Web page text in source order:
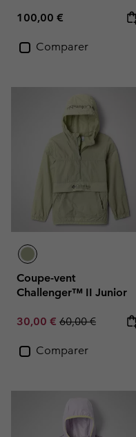
Regular price:
100,00 €
Comparer
Coupe-vent
Challenger™ II Junior
Sale price:
30,00 € Regular price:
60,00 €
Comparer